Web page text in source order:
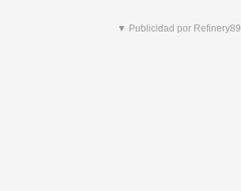
▼ Publicidad por Refinery89